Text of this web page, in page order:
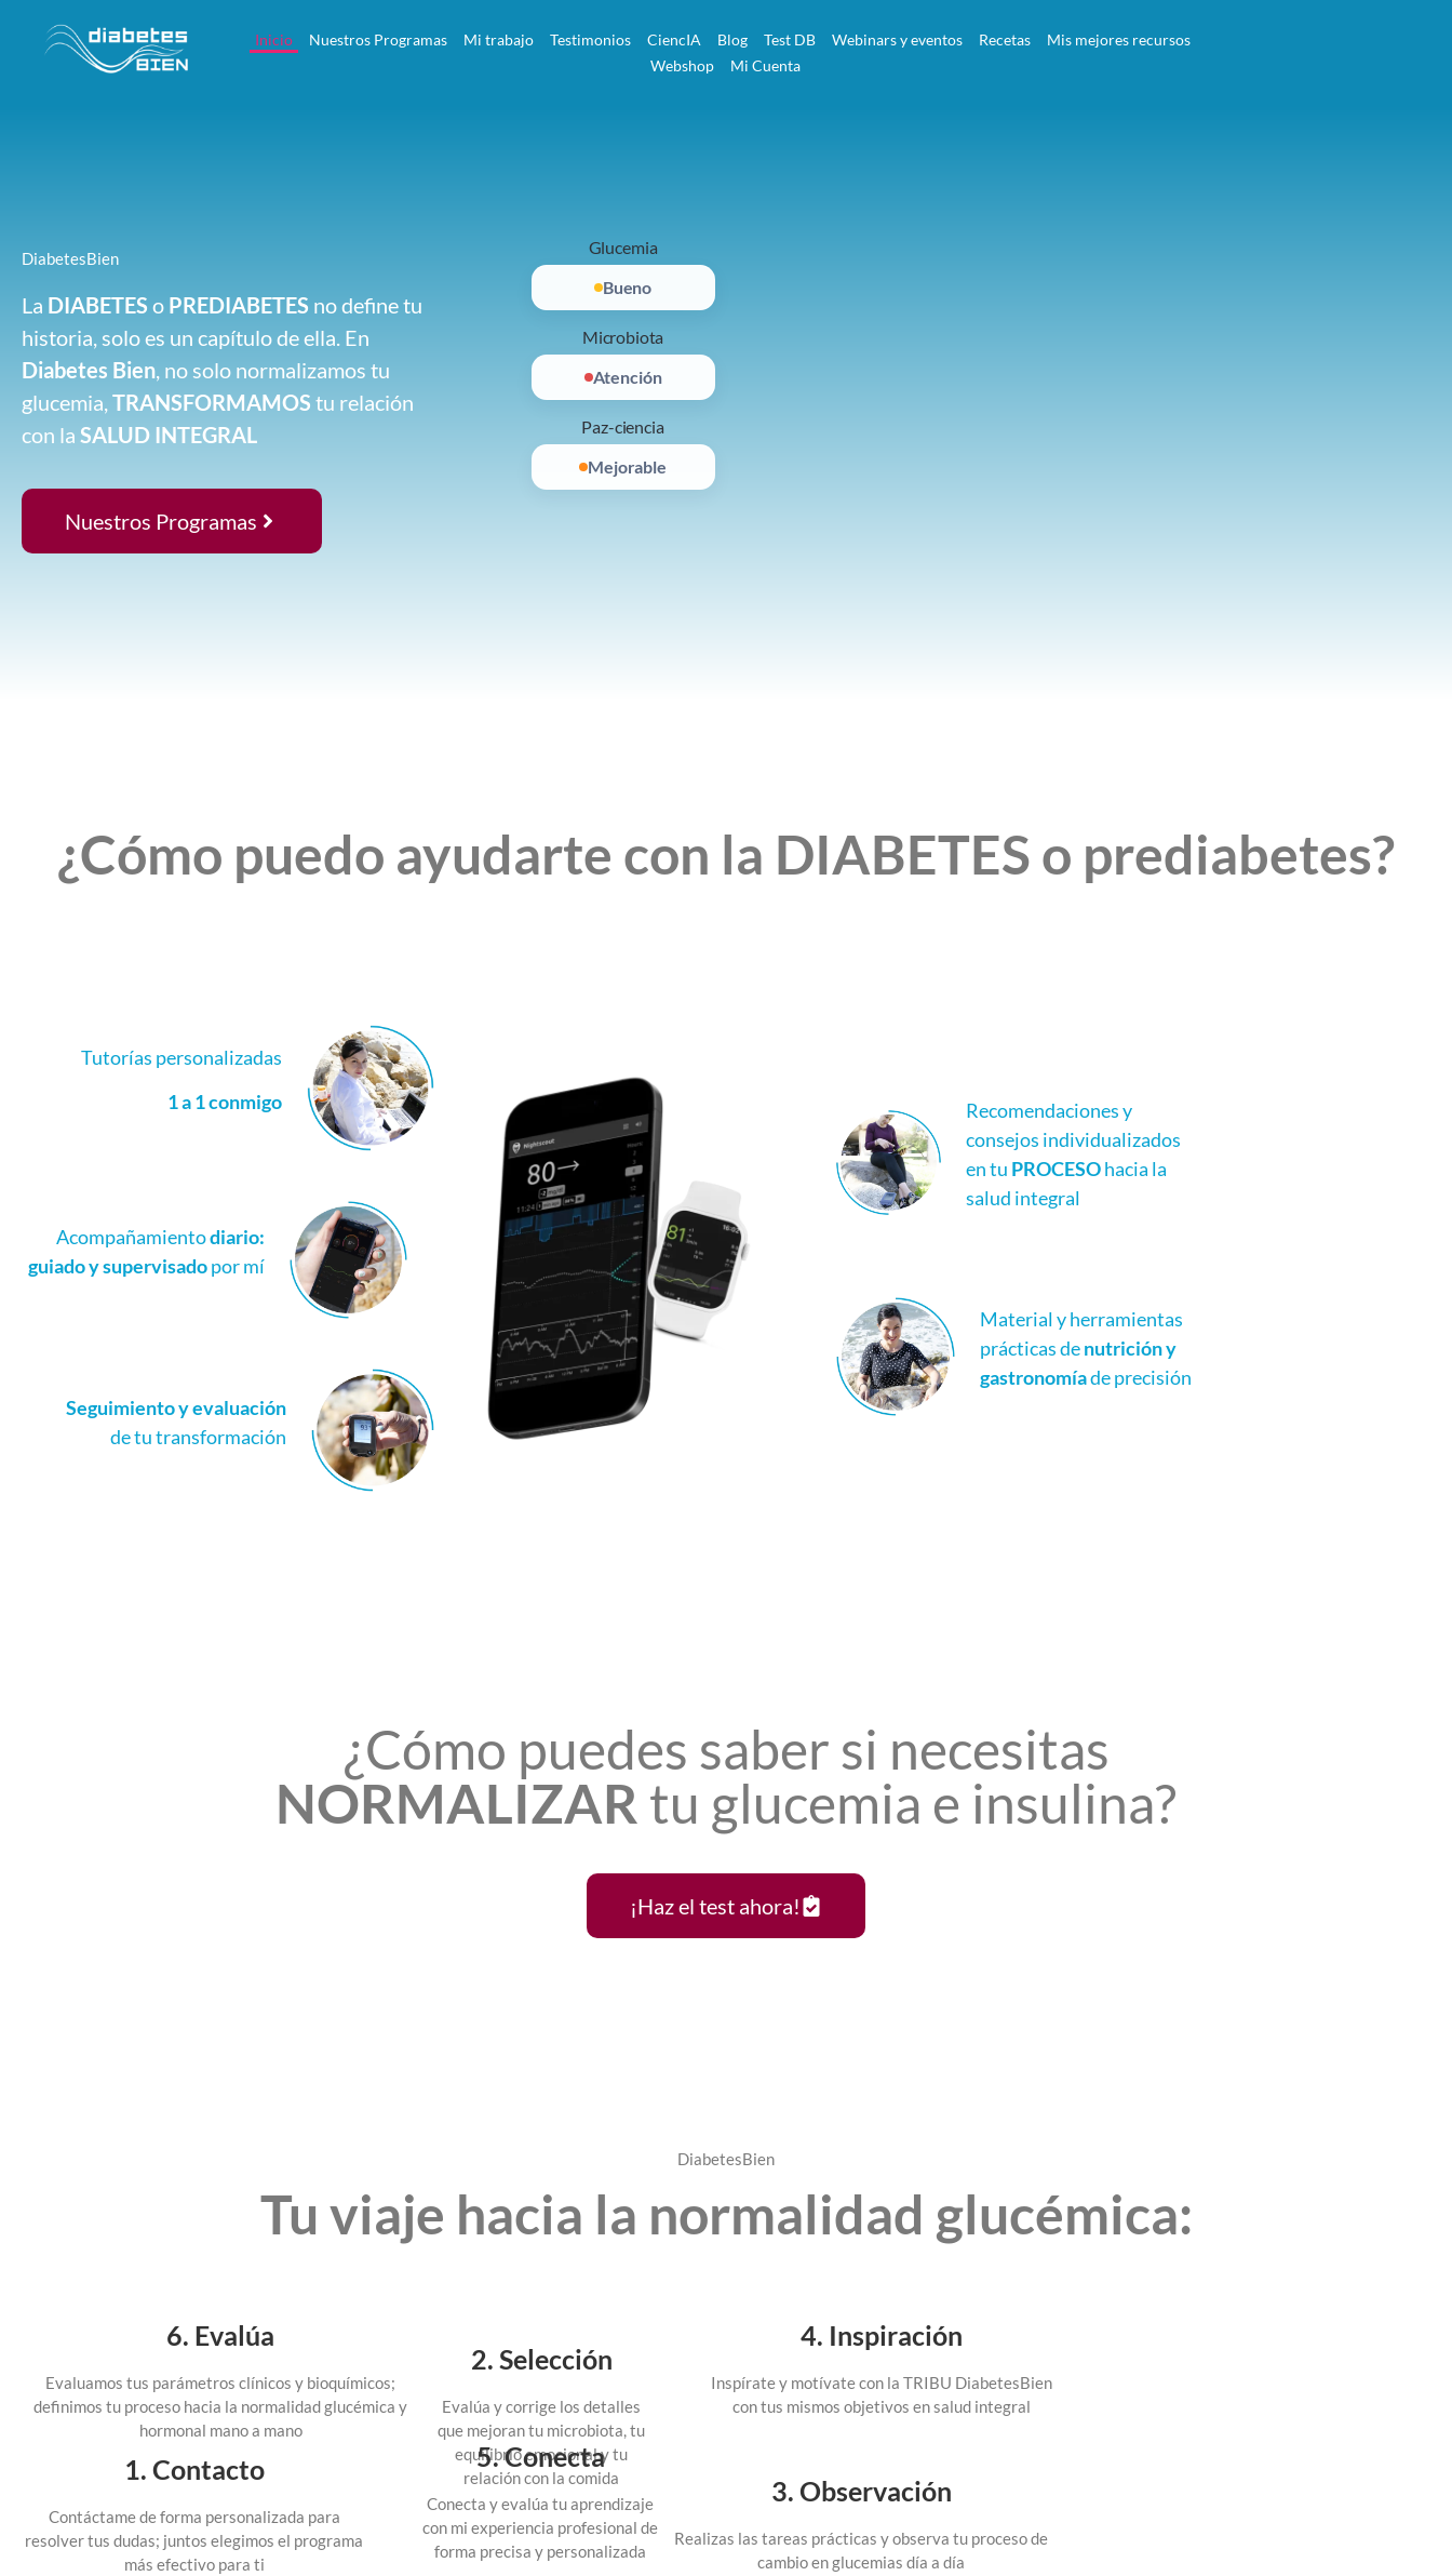
Inicio Nuestros Programas Mi trabajo Testimonios CiencIA Blog Test DB Webinars y eventos Recetas
Mis mejores recursos
Webshop
Mi Cuenta
DiabetesBien
La DIABETES o PREDIABETES no define tu
historia, solo es un capítulo de ella. En
Diabetes Bien, no solo normalizamos tu
glucemia,TRANSFORMAMOS tu relación
con la SALUD INTEGRAL
Nuestros Programas
Glucemia
Bueno
Microbiota
Excelente
Paz-ciencia
Excelente
¿Cómo puedo ayudarte con la DIABETES o prediabetes?
Tutorías personalizadas
1 a 1 conmigo
Acompañamientodiario:
guiado y supervisadopor mí
Seguimiento y evaluación
de tu transformación
Recomendaciones y
consejos individualizados
en tu PROCESOhacia la
salud integral
Material y herramientas
prácticas denutrición y
gastronomíade precisión
¿Cómo puedes saber si necesitas
NORMALIZAR tu glucemia e insulina?
¡Haz el test ahora!
DiabetesBien
Tu viaje hacia la normalidad glucémica:
1. Contacto
Contáctame de forma personalizada para
resolver tus dudas; juntos elegimos el programa
más efectivo para ti
2. Selección
Evalúa y corrige los detalles
que mejoran tu microbiota, tu
equilibrio emocional y tu
relación con la comida
3. Observación
Realizas las tareas prácticas y observa tu proceso de
cambio en glucemias día a día
6. Evalúa
Evaluamos tus parámetros clínicos y bioquímicos;
definimos tu proceso hacia la normalidad glucémica y
hormonal mano a mano
5. Conecta
Conecta y evalúa tu aprendizaje
con mi experiencia profesional de
forma precisa y personalizada
4. Inspiración
Inspírate y motívate con la TRIBU DiabetesBien
con tus mismos objetivos en salud integral